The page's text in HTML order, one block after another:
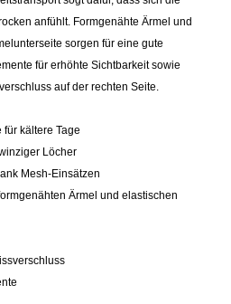
anfühlt. Formgenähte Ärmel und
sorgen für eine gute
für erhöhte Sichtbarkeit sowie
auf der rechten Seite.
kältere Tage
Löcher
Mesh-Einsätzen
Ärmel und elastischen